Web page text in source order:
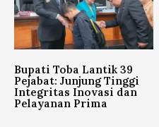
Bupati Toba Lantik 39
Pejabat: Junjung Tinggi
Integritas Inovasi dan
Pelayanan Prima